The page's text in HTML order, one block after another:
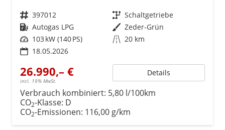
Fahrzeugnr. 397012 Getriebe Schaltgetriebe
Kraftstoff Autogas LPG Außenfarbe Zeder-Grün
Leistung 103 kW (140 PS) Kilometerstand 20 km
18.05.2026
26.990,– €
incl. 19% MwSt.
Details
Verbrauch kombiniert: 5,80 l/100km
CO2-Klasse: D
CO2-Emissionen: 116,00 g/km